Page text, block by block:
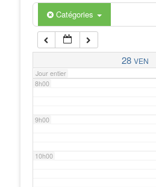
Catégories
28 VEN
Jour entier
6h00
7h00
8h00
9h00
10h00